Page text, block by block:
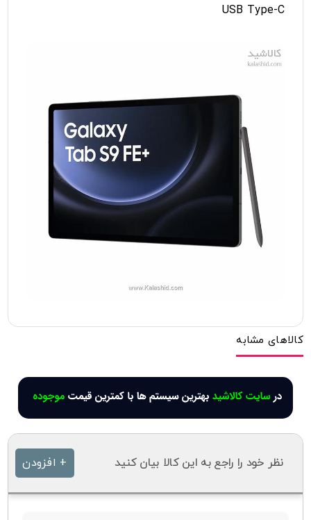
USB Type-C
کالاهای مشابه
نظر خود را راجع به این کالا بیان کنید + افزودن